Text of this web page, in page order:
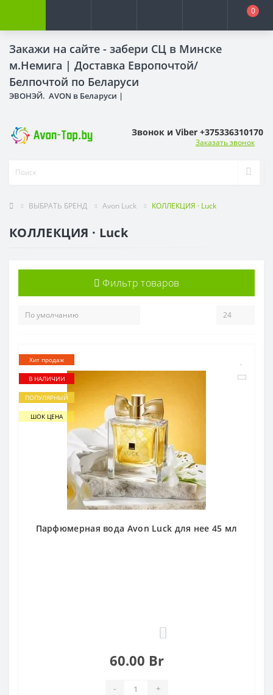
Закажи на сайте - забери СЦ в Минске
м.Немига | Доставка Европочтой/
Белпочтой по Беларуси
ЭВОНЭЙ. AVON в Беларуси |
0
Звонок и Viber +375336310170
Заказать звонок
ВЫБРАТЬ БРЕНД Avon Luck КОЛЛЕКЦИЯ · Luck
КОЛЛЕКЦИЯ · Luck
Фильтр товаров
Хит продаж
В НАЛИЧИИ
ПОПУЛЯРНЫЙ
ШОК ЦЕНА
Парфюмерная вода Avon Luck для нее 45 мл
60.00 Br
- +